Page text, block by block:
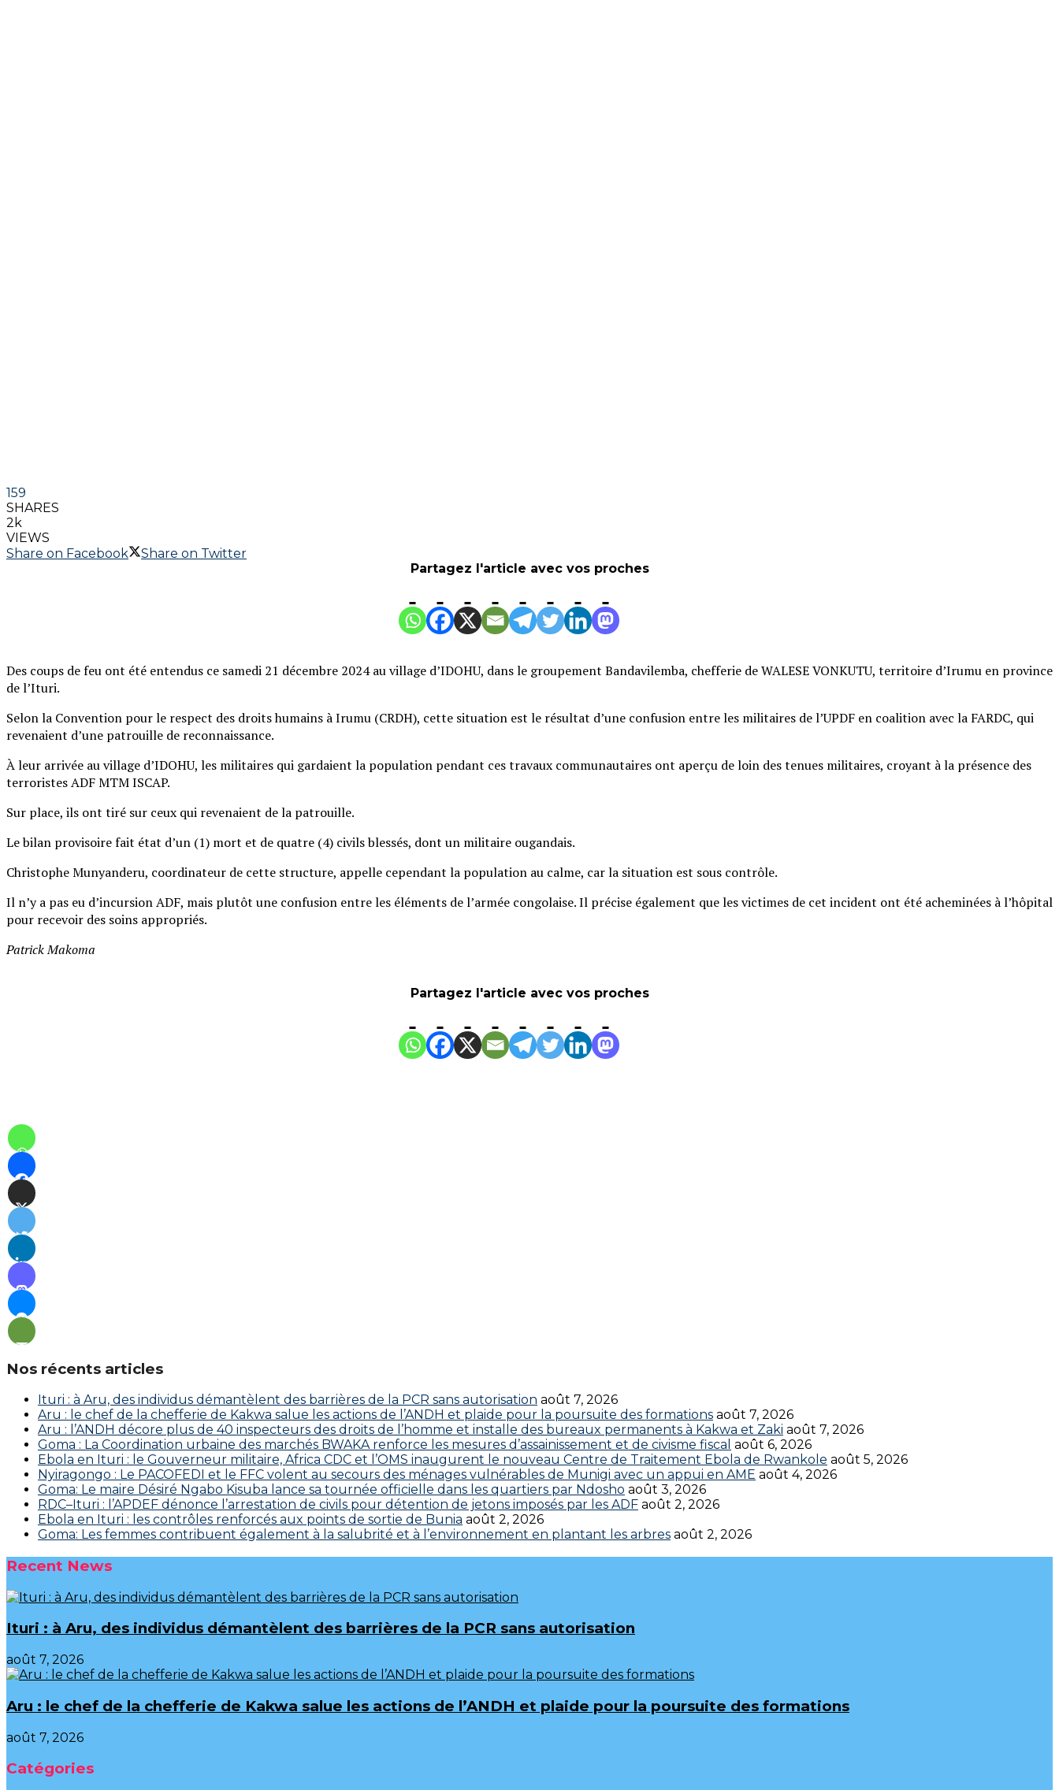
159
SHARES
2k
VIEWS
Share on Facebook
Share on Twitter
Partagez l'article avec vos proches
Des coups de feu ont été entendus ce samedi 21 décembre 2024 au village d’IDOHU, dans le groupement Bandavilemba, chefferie de WALESE VONKUTU, territoire d’Irumu en province
de l’Ituri.
Selon la Convention pour le respect des droits humains à Irumu (CRDH), cette situation est le résultat d’une confusion entre les militaires de l’UPDF en coalition avec la FARDC, qui
revenaient d’une patrouille de reconnaissance.
À leur arrivée au village d’IDOHU, les militaires qui gardaient la population pendant ces travaux communautaires ont aperçu de loin des tenues militaires, croyant à la présence des
terroristes ADF MTM ISCAP.
Sur place, ils ont tiré sur ceux qui revenaient de la patrouille.
Le bilan provisoire fait état d’un (1) mort et de quatre (4) civils blessés, dont un militaire ougandais.
Christophe Munyanderu, coordinateur de cette structure, appelle cependant la population au calme, car la situation est sous contrôle.
Il n’y a pas eu d’incursion ADF, mais plutôt une confusion entre les éléments de l’armée congolaise. Il précise également que les victimes de cet incident ont été acheminées à l’hôpital
pour recevoir des soins appropriés.
Patrick Makoma
Partagez l'article avec vos proches
Nos récents articles
Ituri : à Aru, des individus démantèlent des barrières de la PCR sans autorisation août 7, 2026
Aru : le chef de la chefferie de Kakwa salue les actions de l’ANDH et plaide pour la poursuite des formations août 7, 2026
Aru : l’ANDH décore plus de 40 inspecteurs des droits de l’homme et installe des bureaux permanents à Kakwa et Zaki août 7, 2026
Goma : La Coordination urbaine des marchés BWAKA renforce les mesures d’assainissement et de civisme fiscal août 6, 2026
Ebola en Ituri : le Gouverneur militaire, Africa CDC et l’OMS inaugurent le nouveau Centre de Traitement Ebola de Rwankole août 5, 2026
‎Nyiragongo : Le PACOFEDI et le FFC volent au secours des ménages vulnérables de Munigi avec un appui en AME‎‎ août 4, 2026
Goma: Le maire Désiré Ngabo Kisuba lance sa tournée officielle dans les quartiers par Ndosho août 3, 2026
RDC–Ituri : l’APDEF dénonce l’arrestation de civils pour détention de jetons imposés par les ADF août 2, 2026
Ebola en Ituri : les contrôles renforcés aux points de sortie de Bunia août 2, 2026
Goma: Les femmes contribuent également à la salubrité et à l’environnement en plantant les arbres août 2, 2026
Recent News
Ituri : à Aru, des individus démantèlent des barrières de la PCR sans autorisation
août 7, 2026
Aru : le chef de la chefferie de Kakwa salue les actions de l’ANDH et plaide pour la poursuite des formations
août 7, 2026
Catégories